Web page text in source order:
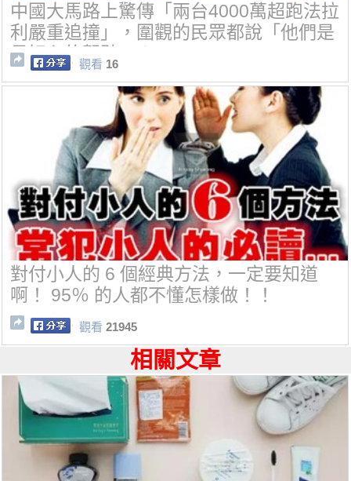
中國大馬路上驚傳「兩台4000萬超跑法拉
利嚴重追撞」，圍觀的民眾都說「他們是
最好心的駕駛」！
觀看 16
對付小人的 6 個經典方法，一定要知道
啊！ 95％ 的人都不懂怎樣做！！
觀看 21945
相關文章